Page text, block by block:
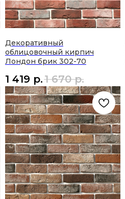
Декоративный
облицовочный кирпич
Лондон брик 302-70
1 419 р.1 670 р.